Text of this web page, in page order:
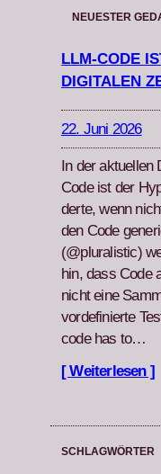
NEUESTER
LLM-CODE
DIGITALEN
22. Juni 2026
In der
Code ist der
derte, wenn
den Code
(@pluralistic)
hin, dass Code
nicht eine
vordefinierte
code has to…
[ Weiterlesen ]
SCHLAGWÖRTER